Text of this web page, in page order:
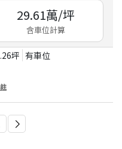
29.61萬/坪
含車位計算
坪 有車位